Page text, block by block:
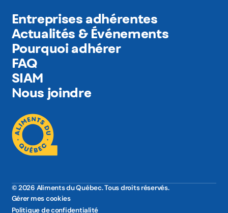
Entreprises adhérentes
Actualités & Événements
Pourquoi adhérer
FAQ
SIAM
Nous joindre
© 2026 Aliments du Québec. Tous droits réservés.
Gérer mes cookies
Politique de confidentialité